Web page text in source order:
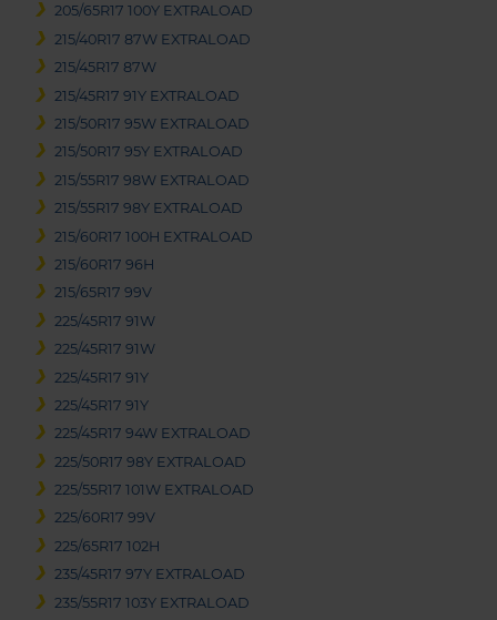
205/65R17 100Y EXTRALOAD
215/40R17 87W EXTRALOAD
215/45R17 87W
215/45R17 91Y EXTRALOAD
215/50R17 95W EXTRALOAD
215/50R17 95Y EXTRALOAD
215/55R17 98W EXTRALOAD
215/55R17 98Y EXTRALOAD
215/60R17 100H EXTRALOAD
215/60R17 96H
215/65R17 99V
225/45R17 91W
225/45R17 91W
225/45R17 91Y
225/45R17 91Y
225/45R17 94W EXTRALOAD
225/50R17 98Y EXTRALOAD
225/55R17 101W EXTRALOAD
225/60R17 99V
225/65R17 102H
235/45R17 97Y EXTRALOAD
235/55R17 103Y EXTRALOAD